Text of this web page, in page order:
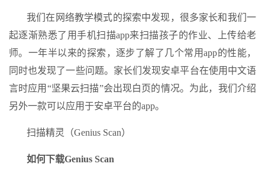
我们在网络教学模式的探索中发现，很多家长和我们一
起逐渐熟悉了用手机扫描app来扫描孩子的作业、上传给老
师。一年半以来的探索，逐步了解了几个常用app的性能，
同时也发现了一些问题。家长们发现安卓平台在使用中文语
言时应用“坚果云扫描”会出现白页的情况。为此，我们介绍
另外一款可以应用于安卓平台的app。
扫描精灵（Genius Scan）
如何下载Genius Scan